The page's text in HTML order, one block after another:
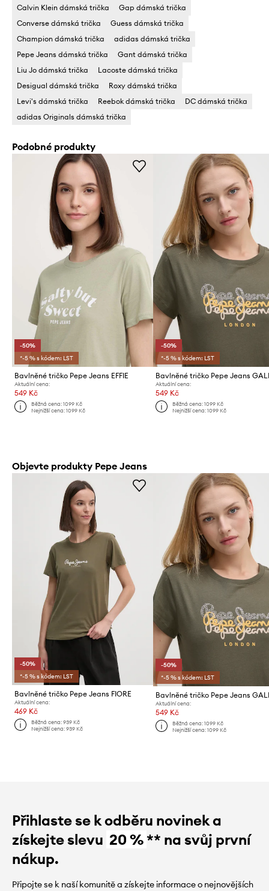
Calvin Klein dámská trička
Gap dámská trička
Converse dámská trička
Guess dámská trička
Champion dámská trička
adidas dámská trička
Pepe Jeans dámská trička
Gant dámská trička
Liu Jo dámská trička
Lacoste dámská trička
Desigual dámská trička
Roxy dámská trička
Levi's dámská trička
Reebok dámská trička
DC dámská trička
adidas Originals dámská trička
Podobné produkty
-50%
*-5 % s kódem: LST
Bavlněné tričko Pepe Jeans EFFIE
Aktuální cena:
549 Kč
Běžná cena:1099 Kč
Nejnižší cena:1099 Kč
-50%
*-5 % s kódem: LST
Bavlněné tričko Pepe Jeans
Aktuální cena:
549 Kč
Běžná cena: 1099 Kč
Nejnižší cena: 1099 Kč
Objevte produkty Pepe Jeans
-50%
*-5 % s kódem: LST
Bavlněné tričko Pepe Jeans FIORE
Aktuální cena:
469 Kč
Běžná cena:939 Kč
Nejnižší cena:939 Kč
-50%
*-5 % s kódem: LST
Bavlněné tričko Pepe Jeans
Aktuální cena:
549 Kč
Běžná cena: 1099 Kč
Nejnižší cena: 1099 Kč
Přihlaste se k odběru novinek a
získejte slevu 20 %** na svůj první
nákup.
Připojte se k naší komunitě a získejte informace o nejnovějších